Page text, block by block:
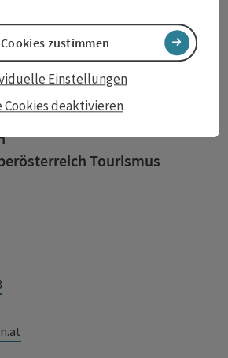
Donauregion
Tourismus
Cookies deaktivieren
Einstellungen
zustimmen